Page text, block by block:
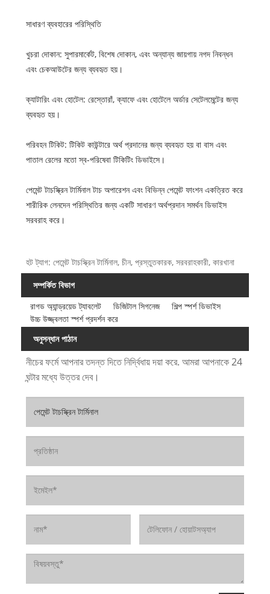
সাধারণ ব্যবহারের পরিস্থিতি
খুচরা দোকান: সুপারমার্কেট, বিশেষ দোকান, এবং অন্যান্য জায়গায় নগদ নিবন্ধন
এবং চেকআউটের জন্য ব্যবহৃত হয়।
ক্যাটারিং এবং হোটেল: রেস্তোরাঁ, ক্যাফে এবং হোটেলে অর্ডার সেটেলমেন্টের জন্য
ব্যবহৃত হয়।
পরিবহন টিকিট: টিকিট কাউন্টারে অর্থ প্রদানের জন্য ব্যবহৃত হয় বা বাস এবং
পাতাল রেলের মতো স্ব-পরিষেবা টিকিটিং ডিভাইসে।
পেমেন্ট টাচস্ক্রিন টার্মিনাল টাচ অপারেশন এবং বিভিন্ন পেমেন্ট ফাংশন একত্রিত করে
শারীরিক লেনদেন পরিস্থিতির জন্য একটি সাধারণ অর্থপ্রদান সমর্থন ডিভাইস
সরবরাহ করে।
হট ট্যাগ: পেমেন্ট টাচস্ক্রিন টার্মিনাল, চীন, প্রস্তুতকারক, সরবরাহকারী, কারখানা
সম্পর্কিত বিভাগ
রাগড অ্যান্ড্রয়েড ট্যাবলেট
ডিজিটাল সিগনেজ
শিল্প স্পর্শ ডিভাইস
উচ্চ উজ্জ্বলতা স্পর্শ প্রদর্শন করে
অনুসন্ধান পাঠান
নীচের ফর্মে আপনার তদন্ত দিতে নির্দ্বিধায় দয়া করে. আমরা আপনাকে 24
ঘন্টার মধ্যে উত্তর দেব।